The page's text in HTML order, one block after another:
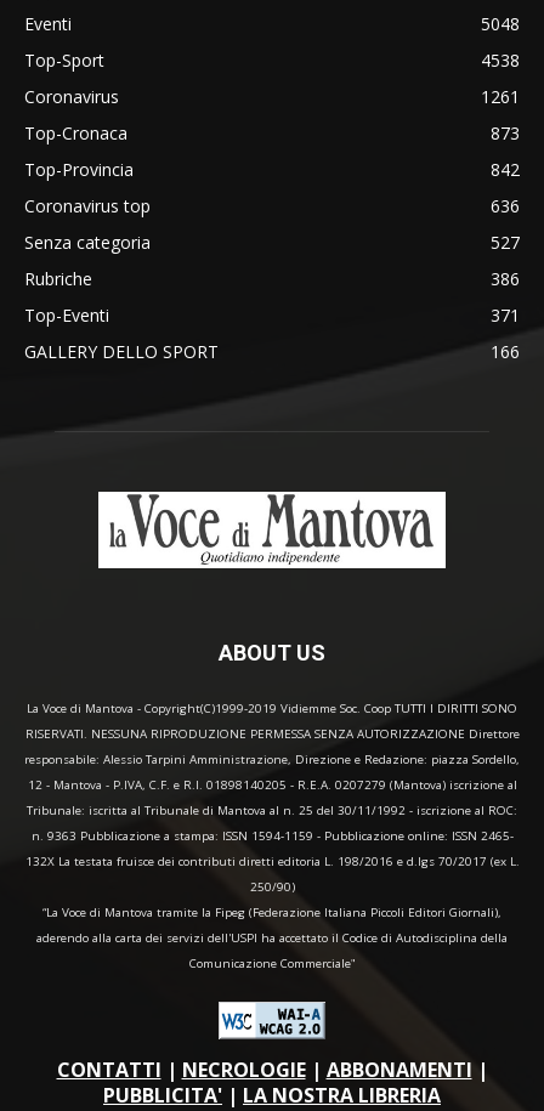
Eventi
5048
Top-Sport
4538
Coronavirus
1261
Top-Cronaca
873
Top-Provincia
842
Coronavirus top
636
Senza categoria
527
Rubriche
386
Top-Eventi
371
GALLERY DELLO SPORT
166
ABOUT US
La Voce di Mantova - Copyright(C)1999-2019 Vidiemme Soc. Coop TUTTI I DIRITTI SONO
RISERVATI. NESSUNA RIPRODUZIONE PERMESSA SENZA AUTORIZZAZIONE Direttore
responsabile: Alessio Tarpini Amministrazione, Direzione e Redazione: piazza Sordello,
12 - Mantova - P.IVA, C.F. e R.I. 01898140205 - R.E.A. 0207279 (Mantova) iscrizione al
Tribunale: iscritta al Tribunale di Mantova al n. 25 del 30/11/1992 - iscrizione al ROC:
n. 9363 Pubblicazione a stampa: ISSN 1594-1159 - Pubblicazione online: ISSN 2465-
132X La testata fruisce dei contributi diretti editoria L. 198/2016 e d.lgs 70/2017 (ex L.
250/90)
“La Voce di Mantova tramite la Fipeg (Federazione Italiana Piccoli Editori Giornali),
aderendo alla carta dei servizi dell'USPI ha accettato il Codice di Autodisciplina della
Comunicazione Commerciale"
CONTATTI | NECROLOGIE| ABBONAMENTI |
PUBBLICITA' | LA NOSTRA LIBRERIA